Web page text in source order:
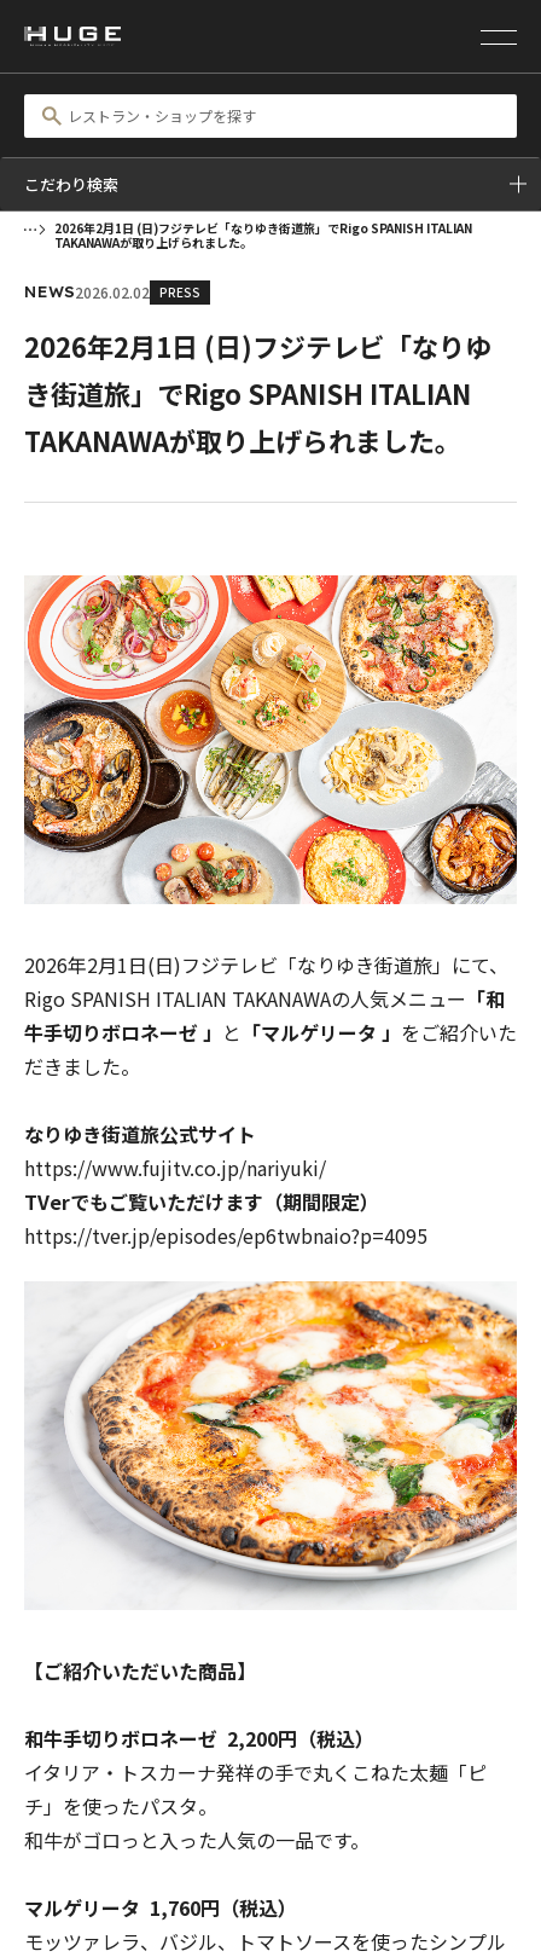
こだわり検索
2026年2月1日 (日)フジテレビ「なりゆき街道旅」でRigo SPANISH ITALIAN
TAKANAWAが取り上げられました。
NEWS2026.02.02 PRESS
2026年2月1日 (日)フジテレビ「なりゆ
き街道旅」でRigo SPANISH ITALIAN
TAKANAWAが取り上げられました。
2026年2月1日(日)フジテレビ「なりゆき街道旅」にて、
Rigo SPANISH ITALIAN TAKANAWAの人気メニュー 「和
牛手切りボロネーゼ 」 と 「マルゲリータ 」 をご紹介いた
だきました。
なりゆき街道旅公式サイト
https://www.fujitv.co.jp/nariyuki/
TVerでもご覧いただけます（期間限定）
https://tver.jp/episodes/ep6twbnaio?p=4095
【ご紹介いただいた商品】
和牛手切りボロネーゼ 2,200円（税込）
イタリア・トスカーナ発祥の手で丸くこねた太麺「ピ
チ」を使ったパスタ。
和牛がゴロっと入った人気の一品です。
マルゲリータ 1,760円（税込）
モッツァレラ、バジル、トマトソースを使ったシンプル